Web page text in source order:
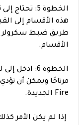
الخطوة 5:
هذه الأقسام إلى
طريق ضبط سكرولر
الأقسام.
الخطوة 6:
Fire الجديدة.
إذا لم يكن الأمر